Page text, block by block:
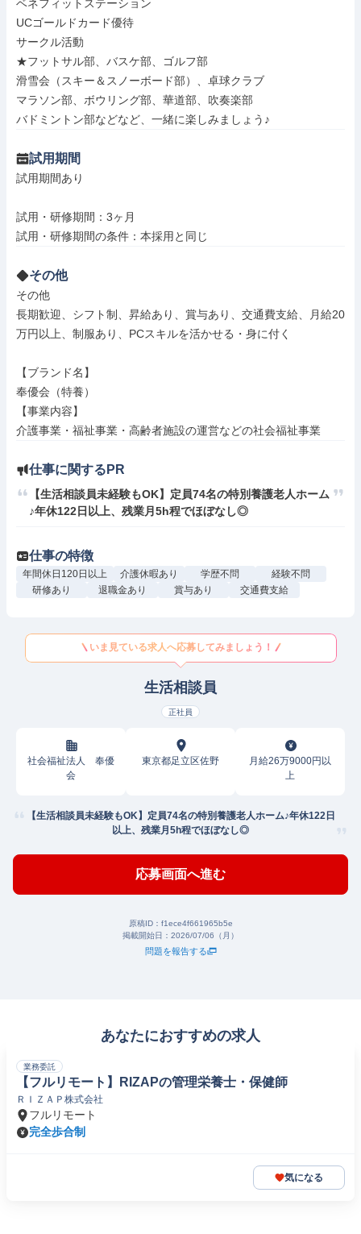
ベネフィットステーション
UCゴールドカード優待
サークル活動
★フットサル部、バスケ部、ゴルフ部
滑雪会（スキー＆スノーボード部）、卓球クラブ
マラソン部、ボウリング部、華道部、吹奏楽部
バドミントン部などなど、一緒に楽しみましょう♪
試用期間
試用期間あり
試用・研修期間：3ヶ月
その他
その他
長期歓迎、シフト制、昇給あり、賞与あり、交通費支給、月給20
万円以上、制服あり、PCスキルを活かせる・身に付く
【ブランド名】
奉優会（特養）
【事業内容】
介護事業・福祉事業・高齢者施設の運営などの社会福祉事業
仕事に関するPR
【生活相談員未経験もOK】定員74名の特別養護老人ホーム
♪年休122日以上、残業月5h程でほぼなし◎
仕事の特徴
年間休日120日以上 介護休暇あり 学歴不問
経験不問
研修あり
退職金あり 賞与あり 交通費支給
いま見ている求人へ応募してみましょう！
生活相談員
正社員
社会福祉法人 奉優
会
東京都足立区佐野
月給26万9000円以
上
【生活相談員未経験もOK】定員74名の特別養護老人ホーム♪年休122日
以上、残業月5h程でほぼなし◎
応募画面へ進む
原稿ID： f1ece4f661965b5e
掲載開始日： 2026/07/06（月）
問題を報告する
あなたにおすすめの求人
業務委託
【フルリモート】RIZAPの管理栄養士・保健師
ＲＩＺＡＰ株式会社
フルリモート
完全歩合制
気になる